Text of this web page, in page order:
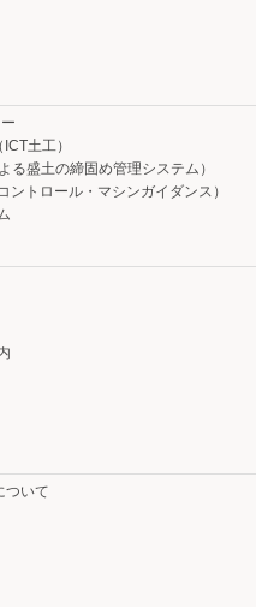
土工）
る盛土の締固め管理システム）
ントロール・マシンガイダンス）
ついて